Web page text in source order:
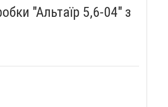
"Альтаїр 5,6-04" з